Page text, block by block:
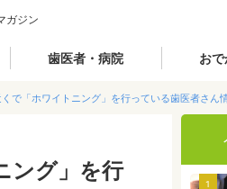
ガジン
歯医者・病院 お
くで「ホワイトニング」を行っている歯医者さん
ング」を行
1